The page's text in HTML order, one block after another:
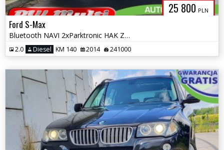
25 800 PLN
Ford S-Max
Bluetooth NAVI 2xParktronic HAK Zarejestrowany ZAMIANA GWARANCJA!
2.0 Diesel KM 140 2014 241000